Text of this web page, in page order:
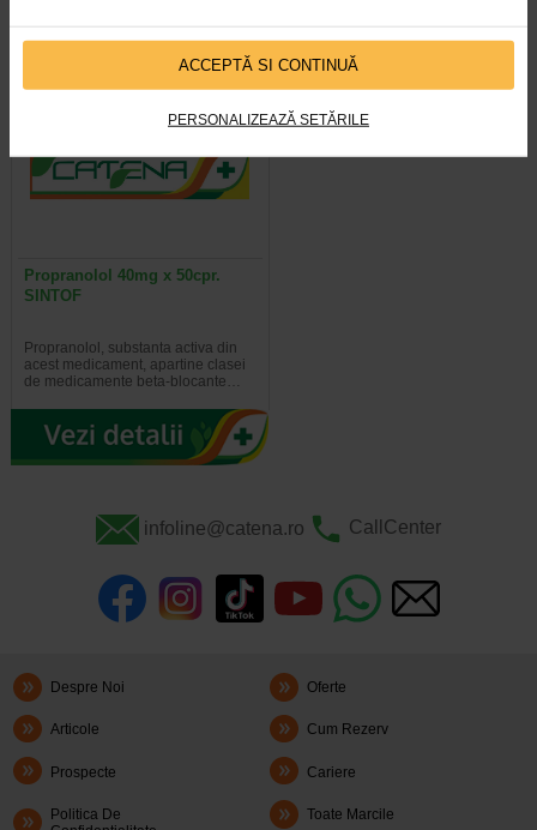
ACCEPTĂ SI CONTINUĂ
PERSONALIZEAZĂ SETĂRILE
Propranolol 40mg x 50cpr.
SINTOF
Propranolol, substanta activa din
acest medicament, apartine clasei
de medicamente beta-blocante…
infoline@catena.ro CallCenter
Despre Noi Oferte
Articole Cum Rezerv
Prospecte Cariere
Politica De
Toate Marcile